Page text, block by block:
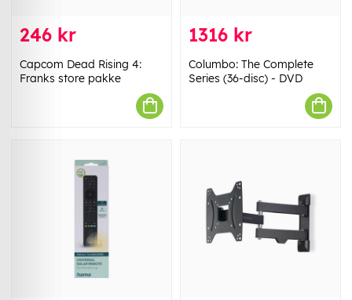
246 kr
Capcom Dead Rising 4:
Franks store pakke
1316 kr
Columbo: The Complete
Series (36-disc) - DVD